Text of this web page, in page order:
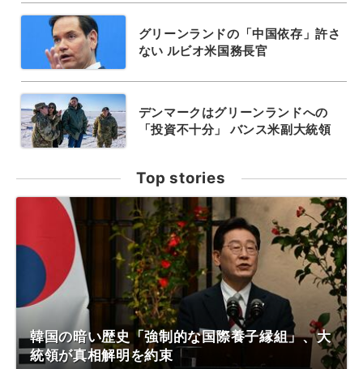
グリーンランドの「中国依存」許さ
ない ルビオ米国務長官
デンマークはグリーンランドへの
「投資不十分」 バンス米副大統領
Top stories
韓国の暗い歴史「強制的な国際養子縁組」、大
統領が真相解明を約束